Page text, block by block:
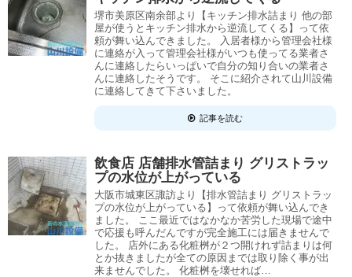
堺市美原区南余部より【キッチン排水詰まり 他の部
屋が使うとキッチン排水から逆流してくる】って依
頼が舞い込んできました。 入居者様から管理会社様
に連絡が入って管理会社様がいつも使ってる業者さ
んに連絡したらいっぱいで自分の知り合いの業者さ
んに連絡したそうです。 そこに紹介されて山川設備
に連絡してきて下さいました。
記事を読む
飲食店 店舗排水管詰まり グリストラッ
プの水位が上がっている
大阪市城東区諏訪より【排水管詰まり グリストラッ
プの水位が上がっている】って依頼が舞い込んでき
ました。 ここ最近ではなかなか苦労した現場で途中
で応援も呼んだんですが完全施工には届きませんで
した。 店外にある化粧桝が２つ開けれず詰まりは何
とか抜きましたが全ての原因までは取り除く事が出
来ませんでした。 化粧桝を壊せれば…